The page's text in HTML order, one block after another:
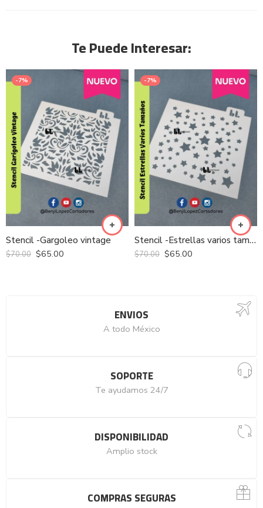
Te Puede Interesar:
-7%
Stencil -Gargoleo vintage
$70.00 $65.00
-7%
Stencil -Estrellas varios tamaños
$70.00 $65.00
ENVIOS
A todo México
SOPORTE
Te ayudamos 24/7
DISPONIBILIDAD
Amplio stock
COMPRAS SEGURAS